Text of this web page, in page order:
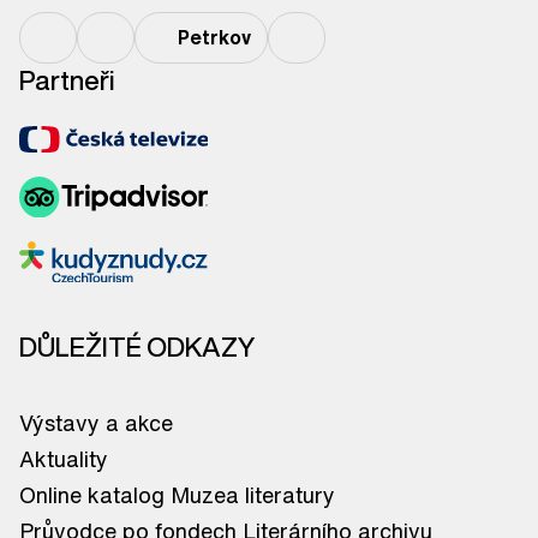
Petrkov
Partneři
DŮLEŽITÉ ODKAZY
Výstavy a akce
Aktuality
Online katalog Muzea literatury
Průvodce po fondech Literárního archivu